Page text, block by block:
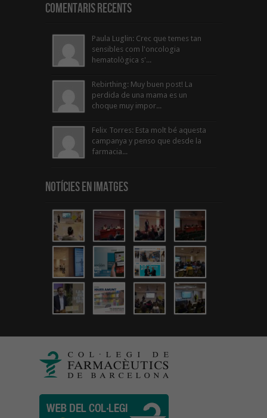
Comentaris Recents
Paula Luglin: Crec que temes tan
sensibles com l'oncologia
hematològica s'...
Rebirthing: Muy buen post! La
perdida de una mama es un
choque muy impor...
Felix Torres: Esta molt bé aquesta
campanya y penso que desde la
farmacia...
Notícies en Imatges